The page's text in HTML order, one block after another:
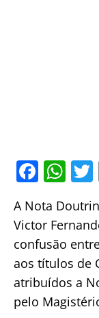
F
c
e
b
o
o
W
at
s
A
p
p
A Nota
Victor
confusão
aos títulos de
atribuídos a
pelo